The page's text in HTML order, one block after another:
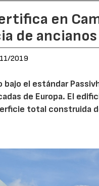
en
de ancianos
2019
el estándar
de Europa. El
total construida